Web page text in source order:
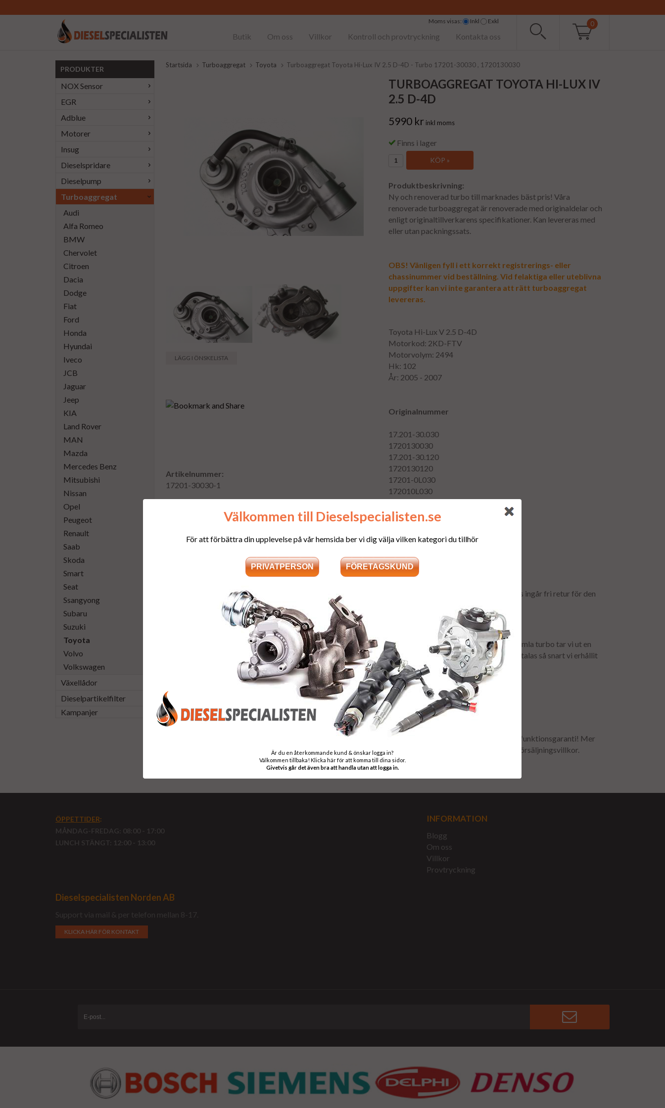
0
Moms visas: Inkl Exkl
Butik Om oss Villkor Kontroll och provtryckning Kontakta oss
PRODUKTER
NOX Sensor
EGR
Adblue
Motorer
Insug
Dieselspridare
Dieselpump
Turboaggregat
Audi
Alfa Romeo
BMW
Chervolet
Citroen
Dacia
Dodge
Fiat
Ford
Honda
Hyundai
Iveco
JCB
Jaguar
Jeep
KIA
Land Rover
MAN
Mazda
Mercedes Benz
Mitsubishi
Nissan
Opel
Peugeot
Renault
Saab
Skoda
Smart
Seat
Ssangyong
Subaru
Suzuki
Toyota
Volvo
Volkswagen
Växellådor
Dieselpartikelfilter
Kampanjer
Startsida Turboaggregat Toyota Turboaggregat Toyota Hi-Lux IV 2.5 D-4D - Turbo 17201-30030 , 1720130030
LÄGG I ÖNSKELISTA
Artikelnummer:
17201-30030-1
Högerklicka och kopiera adressen
TURBOAGGREGAT TOYOTA HI-LUX IV
2.5 D-4D
5990 kr inkl moms
Finns i lager
KÖP »
Produktbeskrivning:
Ny och renoverad turbo till marknades bäst pris! Våra
renoverade turboaggregat är renoverade med originaldelar och
enligt originaltillverkarens specifikationer. Kan levereras med
eller utan packningssats.
OBS! Vänligen fyll i ett korrekt registrerings- eller
chassinummer vid beställning. Vid felaktiga eller uteblivna
uppgifter kan vi inte garantera att rätt turboaggregat
levereras.
Toyota Hi-Lux V 2.5 D-4D
Motorkod: 2KD-FTV
Motorvolym: 2494
Hk: 102
År: 2005 - 2007
Originalnummer
17.201-30.030
1720130030
17.201-30.120
1720130120
17201-0L030
172010L030
17.201-30.030
300:- utöver priset! I debiterat fraktpris ingår fri retur för den
Som en säkerhet för att få tillbaka er gamla turbo tar vi ut en
depositionsavgift. Depositionen återbetalas så snart vi erhållit
din stomme i retur.
Leveranstid
Leveranstiden är 2-5 arbetsdagar
Garanti:
Vi levererar produkter med minst 1 års funktionsgaranti! Mer
information om detta finns under våra försäljningsvillkor.
ÖPPETTIDER:
MÅNDAG-FREDAG: 08:00 - 17:00
LUNCH STÄNGT: 12:00 - 13:00
Dieselspecialisten Norden AB
Support via mail & per telefon mellan 8-17.
KLICKA HÄR FÖR KONTAKT
INFORMATION
Blogg
Om oss
Villkor
Provtryckning
Välkommen till Dieselspecialisten.se
För att förbättra din upplevelse på vår hemsida ber vi dig välja vilken kategori du tillhör
Är du en återkommande kund & önskar logga in?
Välkommen tillbaka! Klicka här för att komma till dina sidor.
Givetvis går det även bra att handla utan att logga in.